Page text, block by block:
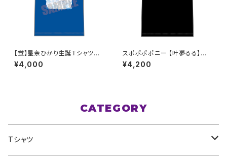
【蛍】星奈ひかり生誕Ｔシャツ
M〜XLサイズ
¥4,000
スポポポポニー 【叶夢るる】生
誕祭Tシャツ ブラック XXL〜XX
XLサイズ
¥4,200
CATEGORY
Tシャツ